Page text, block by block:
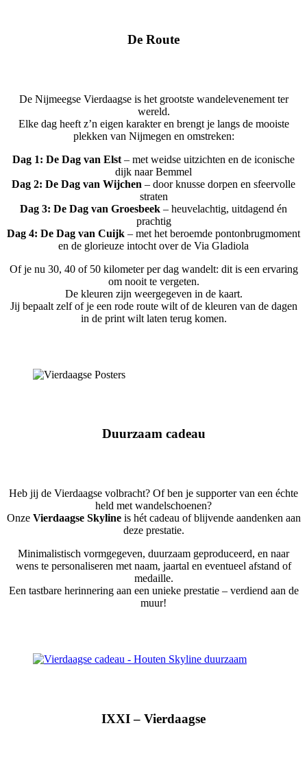
De Route
De Nijmeegse Vierdaagse is het grootste wandelevenement ter
wereld.
Elke dag heeft z’n eigen karakter en brengt je langs de mooiste
plekken van Nijmegen en omstreken:
Dag 1: De Dag van Elst – met weidse uitzichten en de iconische
dijk naar Bemmel
Dag 2: De Dag van Wijchen – door knusse dorpen en sfeervolle
straten
Dag 3: De Dag van Groesbeek – heuvelachtig, uitdagend én
prachtig
Dag 4: De Dag van Cuijk – met het beroemde pontonbrugmoment
en de glorieuze intocht over de Via Gladiola
Of je nu 30, 40 of 50 kilometer per dag wandelt: dit is een ervaring
om nooit te vergeten.
De kleuren zijn weergegeven in de kaart.
Jij bepaalt zelf of je een rode route wilt of de kleuren van de dagen
in de print wilt laten terug komen.
Duurzaam cadeau
Heb jij de Vierdaagse volbracht? Of ben je supporter van een échte
held met wandelschoenen?
Onze Vierdaagse Skylineis hét cadeau of blijvende aandenken aan
deze prestatie.
Minimalistisch vormgegeven, duurzaam geproduceerd, en naar
wens te personaliseren met naam, jaartal en eventueel afstand of
medaille.
Een tastbare herinnering aan een unieke prestatie – verdiend aan de
muur!
IXXI – Vierdaagse